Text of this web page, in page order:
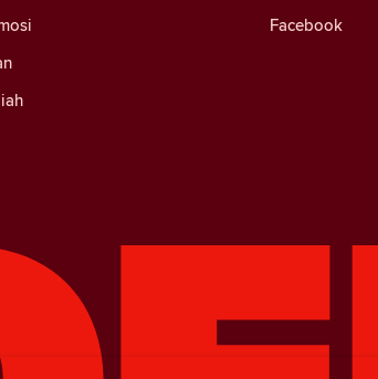
Facebook